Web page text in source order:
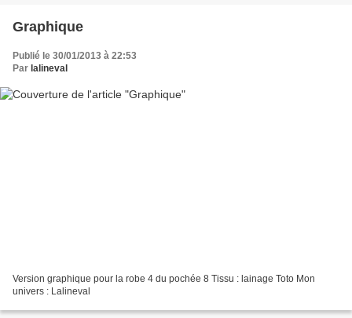
Graphique
Publié le 30/01/2013 à 22:53
Par lalineval
Version graphique pour la robe 4 du pochée 8 Tissu : lainage Toto Mon
univers : Lalineval